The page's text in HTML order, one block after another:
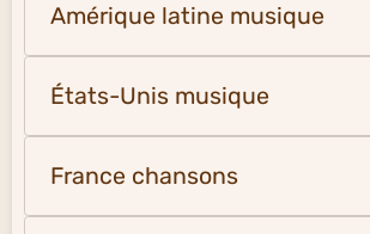
Amérique latine musique
États-Unis musique
France chansons